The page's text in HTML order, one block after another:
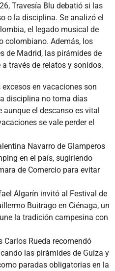
Travesía Blu debatió si las
o la disciplina. Se analizó el
el legado musical de
colombiano. Además, los
de Madrid, las pirámides de
través de relatos y sonidos.
excesos en vacaciones son
disciplina no toma días
aunque el descanso es vital
se vale perder el
Navarro de Glamperos
en el país, sugiriendo
de Comercio para evitar
Algarín invitó al Festival de
Buitrago en Ciénaga, un
la tradición campesina con
Carlos Rueda recomendó
las pirámides de Guiza y
paradas obligatorias en la